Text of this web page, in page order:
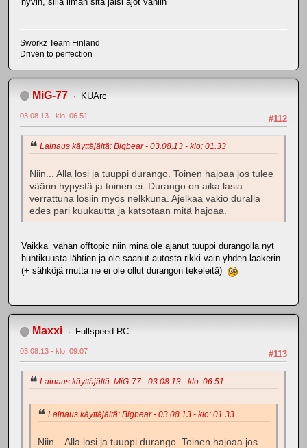
Sworkz Team Finland
Driven to perfection
MiG-77 KUArc
#112
03.08.13 - klo: 06.51
Lainaus käyttäjältä: Bigbear - 03.08.13 - klo: 01.33
Niin... Alla losi ja tuuppi durango. Toinen hajoaa jos tulee
väärin hypystä ja toinen ei. Durango on aika lasia
verrattuna losiin myös nelkkuna. Ajelkaa vakio duralla
edes pari kuukautta ja katsotaan mitä hajoaa.
Vaikka vähän offtopic niin minä ole ajanut tuuppi durangolla nyt
huhtikuusta lähtien ja ole saanut autosta rikki vain yhden laakerin
(+ sähköjä mutta ne ei ole ollut durangon tekeleitä)
Maxxi Fullspeed RC
#113
03.08.13 - klo: 09.07
Lainaus käyttäjältä: MiG-77 - 03.08.13 - klo: 06.51
Lainaus käyttäjältä: Bigbear - 03.08.13 - klo: 01.33
Niin... Alla losi ja tuuppi durango. Toinen hajoaa jos